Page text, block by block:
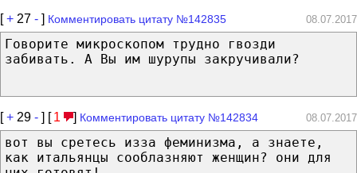
[+ 27 - ] Комментировать цитату №142835 08.07.2017
Говорите микроскопом трудно гвозди
забивать. А Вы им шурупы закручивали?
[+ 29 - ] [ 1 ] Комментировать цитату №142834 08.07.2017
вот вы сретесь изза феминизма, а знаете,
как итальянцы сооблазняют женщин? они для